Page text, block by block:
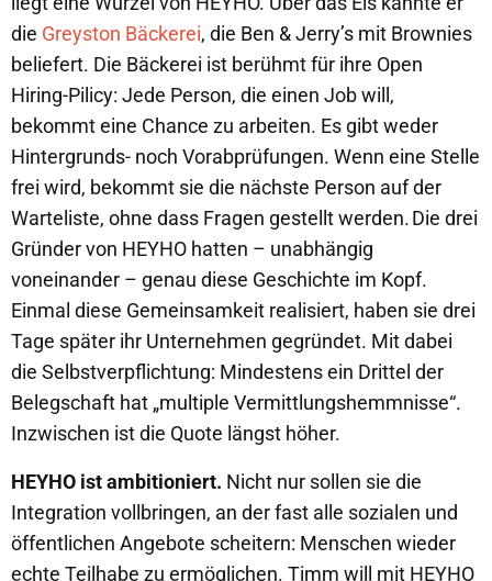
die Greyston Bäckerei, die Ben & Jerry’s mit Brownies
beliefert. Die Bäckerei ist berühmt für ihre Open
Hiring-Pilicy: Jede Person, die einen Job will,
bekommt eine Chance zu arbeiten. Es gibt weder
Hintergrunds- noch Vorabprüfungen. Wenn eine Stelle
frei wird, bekommt sie die nächste Person auf der
Warteliste, ohne dass Fragen gestellt werden. Die drei
Gründer von HEYHO hatten – unabhängig
voneinander – genau diese Geschichte im Kopf.
Einmal diese Gemeinsamkeit realisiert, haben sie drei
Tage später ihr Unternehmen gegründet. Mit dabei
die Selbstverpflichtung: Mindestens ein Drittel der
Belegschaft hat „multiple Vermittlungshemmnisse“.
Inzwischen ist die Quote längst höher.
HEYHO ist ambitioniert. Nicht nur sollen sie die
Integration vollbringen, an der fast alle sozialen und
öffentlichen Angebote scheitern: Menschen wieder
echte Teilhabe zu ermöglichen. Timm will mit HEYHO